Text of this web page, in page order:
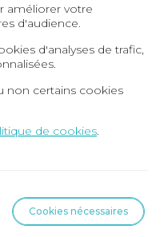
RDV
améliorer votre
d'audience.
d'analyses de trafic,
non certains cookies
de cookies
Cookies nécessaires